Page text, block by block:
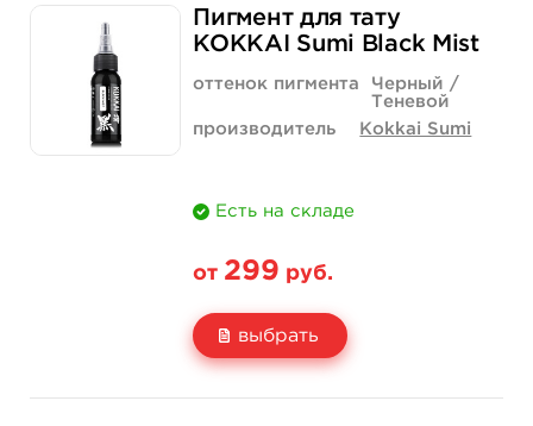
Количество
850 руб.
купить
1 400 руб.
купить
Пигмент для тату
KOKKAI Sumi Black Mist
оттенок пигмента
Черный /
Теневой
производитель
Kokkai Sumi
Есть на складе
от 299 руб.
выбрать